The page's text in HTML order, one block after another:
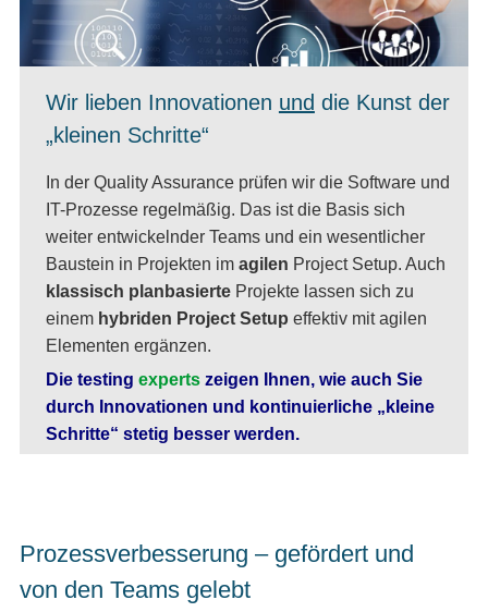
Wir lieben Innovationen und die Kunst der
„kleinen Schritte“
In der Quality Assurance prüfen wir die Software und
IT-Prozesse regelmäßig. Das ist die Basis sich
weiter entwickelnder Teams und ein wesentlicher
Baustein in Projekten im agilen Project Setup. Auch
klassisch planbasierteProjekte lassen sich zu
einem hybriden Project Setup effektiv mit agilen
Elementen ergänzen.
Die testing experts zeigen Ihnen, wie auch Sie
durch Innovationen und kontinuierliche „kleine
Schritte“ stetig besser werden.
Prozessverbesserung – gefördert und
von den Teams gelebt